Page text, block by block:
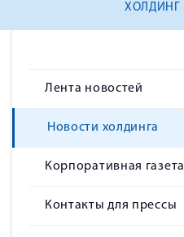
ХОЛДИНГ
Лента новостей
Новости холдинга
Корпоративная газета
Контакты для прессы